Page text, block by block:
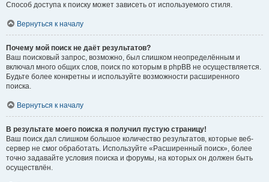
Способ доступа к поиску может зависеть от используемого стиля.
Вернуться к началу
Почему мой поиск не даёт результатов?
Ваш поисковый запрос, возможно, был слишком неопределённым и
включал много общих слов, поиск по которым в phpBB не осуществляется.
Будьте более конкретны и используйте возможности расширенного
поиска.
Вернуться к началу
В результате моего поиска я получил пустую страницу!
Ваш поиск дал слишком большое количество результатов, которые веб-
сервер не смог обработать. Используйте «Расширенный поиск», более
точно задавайте условия поиска и форумы, на которых он должен быть
осуществлён.